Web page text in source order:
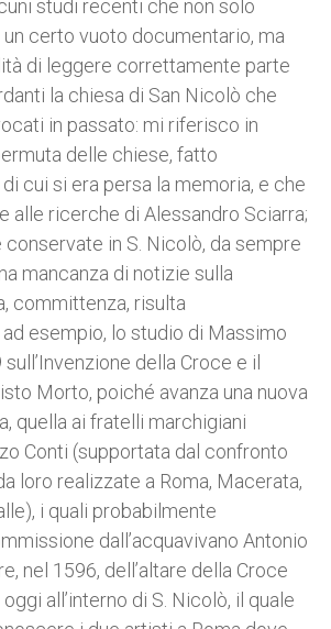
studi recenti che non solo
certo vuoto documentario, ma
di leggere correttamente parte
la chiesa di San Nicolò che
in passato: mi riferisco in
delle chiese, fatto
cui si era persa la memoria, e che
alle ricerche di Alessandro Sciarra;
in S. Nicolò, da sempre
mancanza di notizie sulla
committenza, risulta
esempio, lo studio di Massimo
della Croce e il
Morto, poiché avanza una nuova
quella ai fratelli marchigiani
Conti (supportata dal confronto
loro realizzate a Roma, Macerata,
i quali probabilmente
dall’acquavivano Antonio
nel 1596, dell’altare della Croce
all’interno di S. Nicolò, il quale